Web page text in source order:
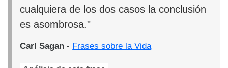
cualquiera de los dos casos la conclusión
es asombrosa."
Carl Sagan - Frases sobre la Vida